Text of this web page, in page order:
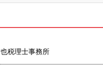
税理士事務所